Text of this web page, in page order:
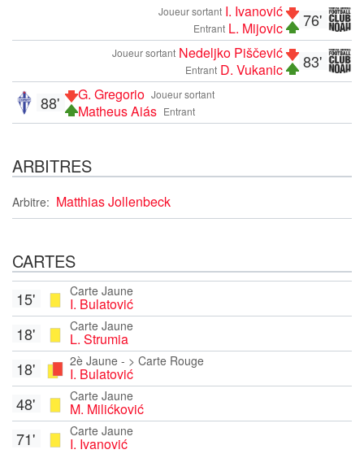
76'
Joueur sortant I. Ivanović
Entrant L. Mijovic
83'
Joueur sortant Nedeljko Piščević
Entrant D. Vukanic
Joueur sortant
G. Gregorio
Entrant
Matheus Aiás
88'
ARBITRES
Arbitre: Matthias Jollenbeck
CARTES
Carte Jaune
I. Bulatović
15'
Carte Jaune
L. Strumia
18'
2è Jaune - > Carte Rouge
I. Bulatović
18'
Carte Jaune
M. Milićković
48'
Carte Jaune
I. Ivanović
71'